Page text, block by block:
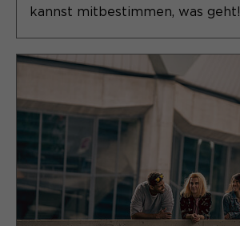
kannst mitbestimmen, was geht!